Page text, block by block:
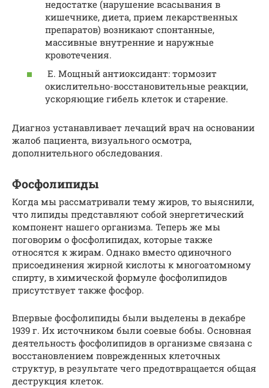
недостатке (нарушение всасывания в
кишечнике, диета, прием лекарственных
препаратов) возникают спонтанные,
массивные внутренние и наружные
кровотечения.
E. Мощный антиоксидант: тормозит
окислительно-восстановительные реакции,
ускоряющие гибель клеток и старение.
Диагноз устанавливает лечащий врач на основании
жалоб пациента, визуального осмотра,
дополнительного обследования.
Фосфолипиды
Когда мы рассматривали тему жиров, то выяснили,
что липиды представляют собой энергетический
компонент нашего организма. Теперь же мы
поговорим о фосфолипидах, которые также
относятся к жирам. Однако вместо одиночного
присоединения жирной кислоты к многоатомному
спирту, в химической формуле фосфолипидов
присутствует также фосфор.
Впервые фосфолипиды были выделены в декабре
1939 г. Их источником были соевые бобы. Основная
деятельность фосфолипидов в организме связана с
восстановлением поврежденных клеточных
структур, в результате чего предотвращается общая
деструкция клеток.